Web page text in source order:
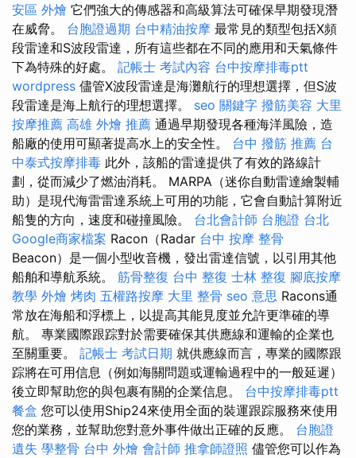
安區 外燴 它們強大的傳感器和高級算法可確保早期發現潛
在威脅。 台胞證過期 台中精油按摩 最常見的類型包括X頻
段雷達和S波段雷達，所有這些都在不同的應用和天氣條件
下為特殊的好處。 記帳士 考試內容 台中按摩排毒ptt
wordpress 儘管X波段雷達是海灘航行的理想選擇，但S波
段雷達是海上航行的理想選擇。 seo 關鍵字 撥筋美容 大里
按摩推薦 高雄 外燴 推薦 通過早期發現各種海洋風險，造
船廠的使用可顯著提高水上的安全性。 台中 撥筋 推薦 台
中泰式按摩排毒 此外，該船的雷達提供了有效的路線計
劃，從而減少了燃油消耗。 MARPA（迷你自動雷達繪製輔
助）是現代海雷雷達系統上可用的功能，它會自動計算附近
船隻的方向，速度和碰撞風險。 台北會計師 台胞證 台北
Google商家檔案 Racon（Radar 台中 按摩 整骨
Beacon）是一個小型收音機，發出雷達信號，以引用其他
船舶和導航系統。 筋骨整復 台中 整復 士林 整復 腳底按摩
教學 外燴 烤肉 五權路按摩 大里 整骨 seo 意思 Racons通
常放在海船和浮標上，以提高其能見度並允許更準確的導
航。 專業國際跟踪對於需要確保其供應線和運輸的企業也
至關重要。 記帳士 考試日期 就供應線而言，專業的國際跟
踪將在可用信息（例如海關問題或運輸過程中的一般延遲）
後立即幫助您的與包裹有關的企業信息。 台中按摩排毒ptt
餐盒 您可以使用Ship24來使用全面的裝運跟踪服務來使用
您的業務，並幫助您對意外事件做出正確的反應。 台胞證
遺失 學整骨 台中 外燴 會計師 推拿師證照 儘管您可以作為